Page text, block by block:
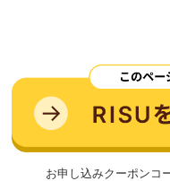
お申し込みクーポンコ